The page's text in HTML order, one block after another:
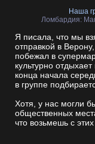
Наша
Ломбардия:
Я писала, что мы
отправкой в
побежал в
культурно
конца начала
в группе
Хотя, у нас могли
общественных
что возьмешь с